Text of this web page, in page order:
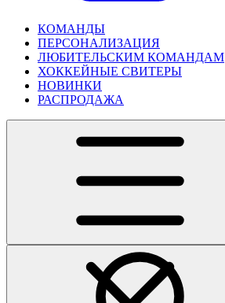
КОМАНДЫ
ПЕРСОНАЛИЗАЦИЯ
ЛЮБИТЕЛЬСКИМ КОМАНДАМ
ХОККЕЙНЫЕ СВИТЕРЫ
НОВИНКИ
РАСПРОДАЖА